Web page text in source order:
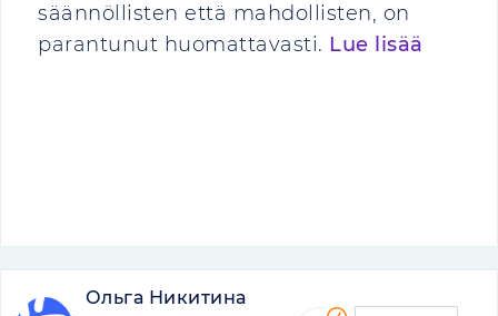
säännöllisten että mahdollisten, on
parantunut huomattavasti. Lue lisää
Ольга Никитина